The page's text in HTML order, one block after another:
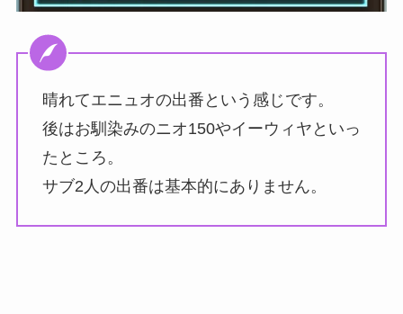
晴れてエニュオの出番という感じです。
後はお馴染みのニオ150やイーウィヤといっ
たところ。
サブ2人の出番は基本的にありません。